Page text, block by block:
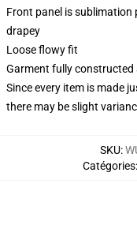
Front panel is
drapey
Loose flowy fit
Garment fully constructed
Since every item is made
there may be slight
SKU:
Catégories: